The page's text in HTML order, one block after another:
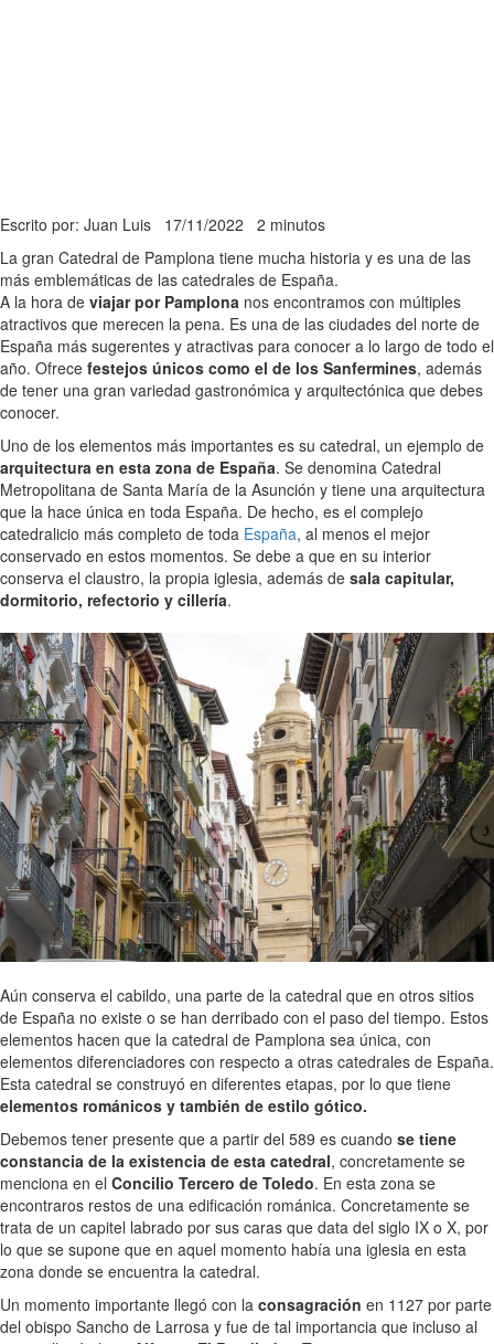
Escrito por: Juan Luis 17/11/2022 2 minutos
La gran Catedral de Pamplona tiene mucha historia y es una de las
más emblemáticas de las catedrales de España.
A la hora de viajar por Pamplona nos encontramos con múltiples
atractivos que merecen la pena. Es una de las ciudades del norte de
España más sugerentes y atractivas para conocer a lo largo de todo el
año. Ofrece festejos únicos como el de los Sanfermines, además
de tener una gran variedad gastronómica y arquitectónica que debes
conocer.
Uno de los elementos más importantes es su catedral, un ejemplo de
arquitectura en esta zona de España. Se denomina Catedral
Metropolitana de Santa María de la Asunción y tiene una arquitectura
que la hace única en toda España. De hecho, es el complejo
catedralicio más completo de toda España, al menos el mejor
conservado en estos momentos. Se debe a que en su interior
conserva el claustro, la propia iglesia, además de sala capitular,
dormitorio, refectorio y cillería.
Aún conserva el cabildo, una parte de la catedral que en otros sitios
de España no existe o se han derribado con el paso del tiempo. Estos
elementos hacen que la catedral de Pamplona sea única, con
elementos diferenciadores con respecto a otras catedrales de España.
Esta catedral se construyó en diferentes etapas, por lo que tiene
elementos románicos y también de estilo gótico.
Debemos tener presente que a partir del 589 es cuando se tiene
constancia de la existencia de esta catedral, concretamente se
menciona en el Concilio Tercero de Toledo. En esta zona se
encontraros restos de una edificación románica. Concretamente se
trata de un capitel labrado por sus caras que data del siglo IX o X, por
lo que se supone que en aquel momento había una iglesia en esta
zona donde se encuentra la catedral.
Un momento importante llegó con la consagración en 1127 por parte
del obispo Sancho de Larrosa y fue de tal importancia que incluso al